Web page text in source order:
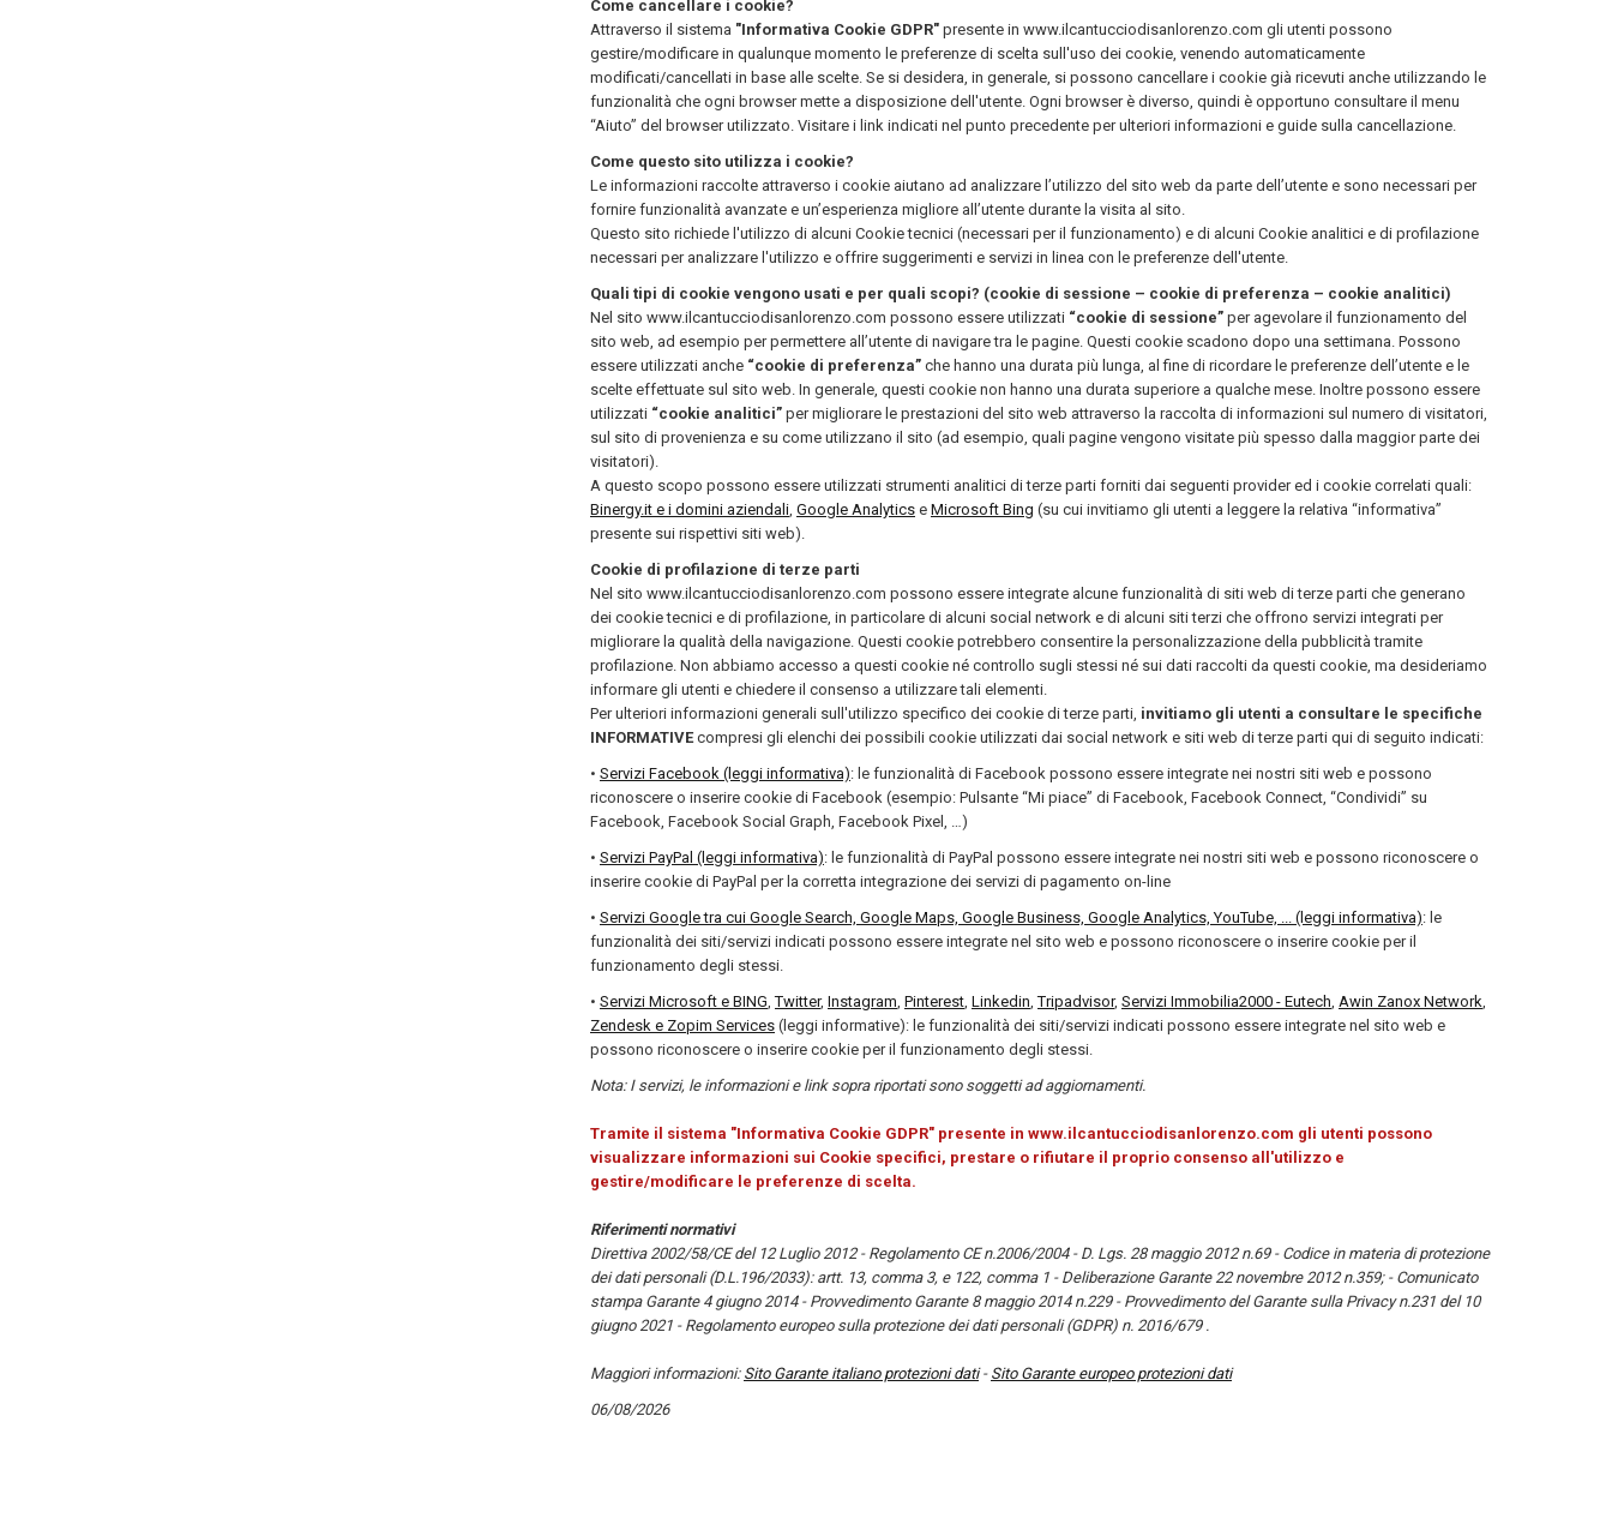
Come cancellare i cookie?
Attraverso il sistema "Informativa Cookie GDPR" presente in www.ilcantucciodisanlorenzo.com gli utenti possono
gestire/modificare in qualunque momento le preferenze di scelta sull'uso dei cookie, venendo automaticamente
modificati/cancellati in base alle scelte. Se si desidera, in generale, si possono cancellare i cookie già ricevuti anche utilizzando le
funzionalità che ogni browser mette a disposizione dell'utente. Ogni browser è diverso, quindi è opportuno consultare il menu
“Aiuto” del browser utilizzato. Visitare i link indicati nel punto precedente per ulteriori informazioni e guide sulla cancellazione.
Come questo sito utilizza i cookie?
Le informazioni raccolte attraverso i cookie aiutano ad analizzare l’utilizzo del sito web da parte dell’utente e sono necessari per
fornire funzionalità avanzate e un’esperienza migliore all’utente durante la visita al sito.
Questo sito richiede l'utilizzo di alcuni Cookie tecnici (necessari per il funzionamento) e di alcuni Cookie analitici e di profilazione
necessari per analizzare l'utilizzo e offrire suggerimenti e servizi in linea con le preferenze dell'utente.
Quali tipi di cookie vengono usati e per quali scopi? (cookie di sessione – cookie di preferenza – cookie analitici)
Nel sito www.ilcantucciodisanlorenzo.com possono essere utilizzati “cookie di sessione” per agevolare il funzionamento del
sito web, ad esempio per permettere all’utente di navigare tra le pagine. Questi cookie scadono dopo una settimana. Possono
essere utilizzati anche “cookie di preferenza” che hanno una durata più lunga, al fine di ricordare le preferenze dell’utente e le
scelte effettuate sul sito web. In generale, questi cookie non hanno una durata superiore a qualche mese. Inoltre possono essere
utilizzati “cookie analitici” per migliorare le prestazioni del sito web attraverso la raccolta di informazioni sul numero di visitatori,
sul sito di provenienza e su come utilizzano il sito (ad esempio, quali pagine vengono visitate più spesso dalla maggior parte dei
visitatori).
A questo scopo possono essere utilizzati strumenti analitici di terze parti forniti dai seguenti provider ed i cookie correlati quali:
Binergy.it e i domini aziendali, Google Analytics e Microsoft Bing (su cui invitiamo gli utenti a leggere la relativa “informativa”
presente sui rispettivi siti web).
Cookie di profilazione di terze parti
Nel sito www.ilcantucciodisanlorenzo.com possono essere integrate alcune funzionalità di siti web di terze parti che generano
dei cookie tecnici e di profilazione, in particolare di alcuni social network e di alcuni siti terzi che offrono servizi integrati per
migliorare la qualità della navigazione. Questi cookie potrebbero consentire la personalizzazione della pubblicità tramite
profilazione. Non abbiamo accesso a questi cookie né controllo sugli stessi né sui dati raccolti da questi cookie, ma desideriamo
informare gli utenti e chiedere il consenso a utilizzare tali elementi.
Per ulteriori informazioni generali sull'utilizzo specifico dei cookie di terze parti, invitiamo gli utenti a consultare le specifiche
INFORMATIVEcompresi gli elenchi dei possibili cookie utilizzati dai social network e siti web di terze parti qui di seguito indicati:
• Servizi Facebook (leggi informativa): le funzionalità di Facebook possono essere integrate nei nostri siti web e possono
riconoscere o inserire cookie di Facebook (esempio: Pulsante “Mi piace” di Facebook, Facebook Connect, “Condividi” su
Facebook, Facebook Social Graph, Facebook Pixel, …)
• Servizi PayPal (leggi informativa): le funzionalità di PayPal possono essere integrate nei nostri siti web e possono riconoscere o
inserire cookie di PayPal per la corretta integrazione dei servizi di pagamento on-line
• Servizi Google tra cui Google Search, Google Maps, Google Business, Google Analytics, YouTube, ... (leggi informativa): le
funzionalità dei siti/servizi indicati possono essere integrate nel sito web e possono riconoscere o inserire cookie per il
funzionamento degli stessi.
• Servizi Microsoft e BING,Twitter, Instagram, Pinterest, Linkedin,Tripadvisor, Servizi Immobilia2000 - Eutech, Awin Zanox Network,
Zendesk e Zopim Services (leggi informative): le funzionalità dei siti/servizi indicati possono essere integrate nel sito web e
possono riconoscere o inserire cookie per il funzionamento degli stessi.
Nota: I servizi, le informazioni e link sopra riportati sono soggetti ad aggiornamenti.
Tramite il sistema "Informativa Cookie GDPR" presente in www.ilcantucciodisanlorenzo.com gli utenti possono
visualizzare informazioni sui Cookie specifici, prestare o rifiutare il proprio consenso all'utilizzo e
gestire/modificare le preferenze di scelta.
Riferimenti normativi
Direttiva 2002/58/CE del 12 Luglio 2012 - Regolamento CE n.2006/2004 - D. Lgs. 28 maggio 2012 n.69 - Codice in materia di protezione
dei dati personali (D.L.196/2033): artt. 13, comma 3, e 122, comma 1 - Deliberazione Garante 22 novembre 2012 n.359; - Comunicato
stampa Garante 4 giugno 2014 - Provvedimento Garante 8 maggio 2014 n.229 - Provvedimento del Garante sulla Privacy n.231 del 10
giugno 2021 - Regolamento europeo sulla protezione dei dati personali (GDPR) n. 2016/679 .
Maggiori informazioni: Sito Garante italiano protezioni dati- Sito Garante europeo protezioni dati
06/08/2026